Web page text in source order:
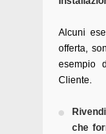
Alcuni
offerta,
esempio
Cliente.
che